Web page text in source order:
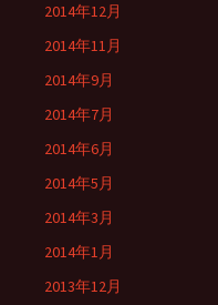
2014年12月
2014年11月
2014年9月
2014年7月
2014年6月
2014年5月
2014年3月
2014年1月
2013年12月